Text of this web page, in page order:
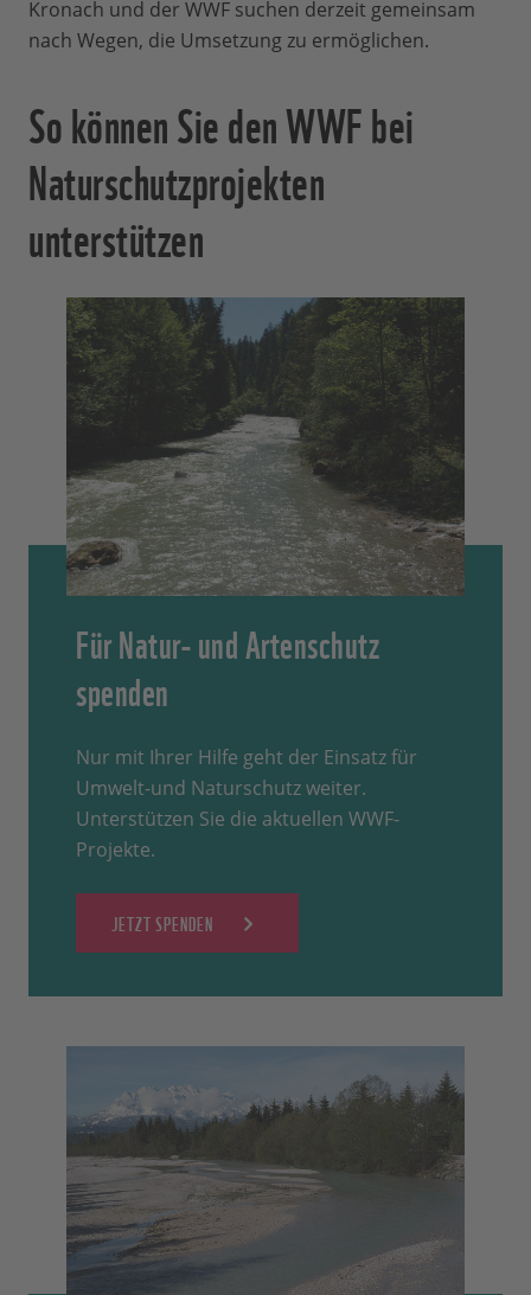
Kronach und der WWF suchen derzeit gemeinsam
nach Wegen, die Umsetzung zu ermöglichen.
So können Sie den WWF bei
Naturschutzprojekten
unterstützen
Für Natur- und Artenschutz
spenden
Nur mit Ihrer Hilfe geht der Einsatz für
Umwelt-und Naturschutz weiter.
Unterstützen Sie die aktuellen WWF-
Projekte.
JETZT SPENDEN